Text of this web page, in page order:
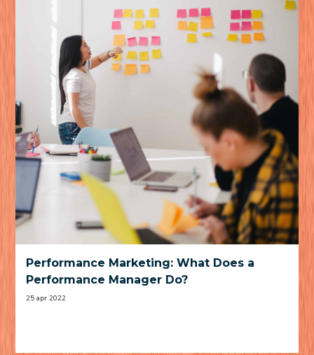
Performance Marketing: What Does a
Performance Manager Do?
25 apr 2022